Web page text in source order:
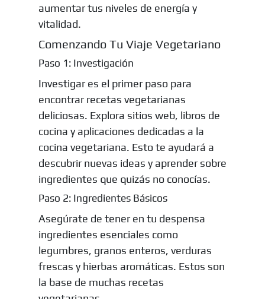
aumentar tus niveles de energía y
vitalidad.
Comenzando Tu Viaje Vegetariano
Paso 1: Investigación
Investigar es el primer paso para
encontrar recetas vegetarianas
deliciosas. Explora sitios web, libros de
cocina y aplicaciones dedicadas a la
cocina vegetariana. Esto te ayudará a
descubrir nuevas ideas y aprender sobre
ingredientes que quizás no conocías.
Paso 2: Ingredientes Básicos
Asegúrate de tener en tu despensa
ingredientes esenciales como
legumbres, granos enteros, verduras
frescas y hierbas aromáticas. Estos son
la base de muchas recetas